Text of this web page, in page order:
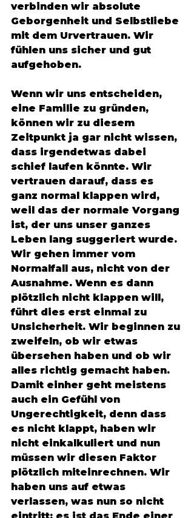
verbinden wir absolute
Geborgenheit und Selbstliebe
mit dem Urvertrauen. Wir
fühlen uns sicher und gut
aufgehoben.
Wenn wir uns entscheiden,
eine Familie zu gründen,
können wir zu diesem
Zeitpunkt ja gar nicht wissen,
dass irgendetwas dabei
schief laufen könnte. Wir
vertrauen darauf, dass es
ganz normal klappen wird,
weil das der normale Vorgang
ist, der uns unser ganzes
Leben lang suggeriert wurde.
Wir gehen immer vom
Normalfall aus, nicht von der
Ausnahme. Wenn es dann
plötzlich nicht klappen will,
führt dies erst einmal zu
Unsicherheit. Wir beginnen zu
zweifeln, ob wir etwas
übersehen haben und ob wir
alles richtig gemacht haben.
Damit einher geht meistens
auch ein Gefühl von
Ungerechtigkeit, denn dass
es nicht klappt, haben wir
nicht einkalkuliert und nun
müssen wir diesen Faktor
plötzlich miteinrechnen. Wir
haben uns auf etwas
verlassen, was nun so nicht